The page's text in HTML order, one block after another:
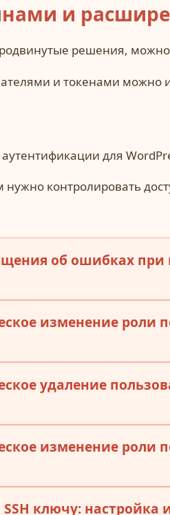
и
решения,
и токенами можно
для
нужно контролировать
об ошибках
изменение роли
удаление
изменение роли
ключу: